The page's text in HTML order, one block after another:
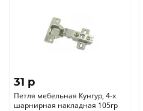
31 p
Петля мебельная Кунгур, 4-х
шарнирная накладная 105гр